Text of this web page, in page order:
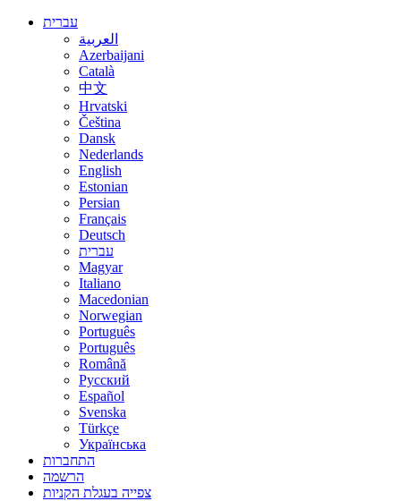
עברית
العربية
Azerbaijani
Català
中文
Hrvatski
Čeština
Dansk
Nederlands
English
Estonian
Persian
Français
Deutsch
עברית
Magyar
Italiano
Macedonian
Norwegian
Português
Português
Română
Русский
Español
Svenska
Türkçe
Українська
התחברות
הרשמה
צפייה בעגלת הקניות